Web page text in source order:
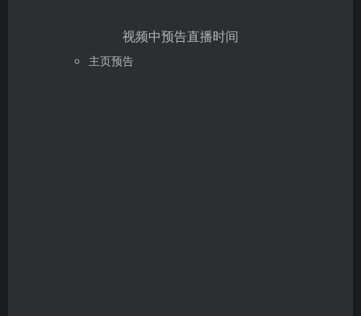
视频中预告直播时间
主页预告